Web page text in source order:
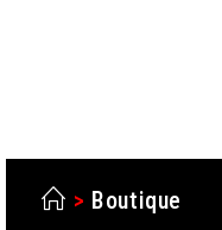
> Boutique